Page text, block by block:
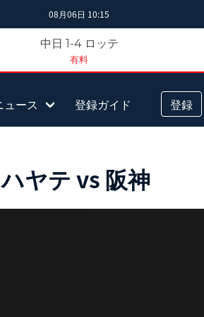
08月06日 10:15
中日 1-4 ロッテ
有料
ュース 登録ガイド 登録
ヤテ vs 阪神